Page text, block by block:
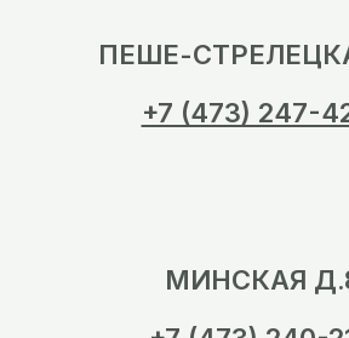
ПЕШЕ-
+7 (473) 247-
МИНСКАЯ